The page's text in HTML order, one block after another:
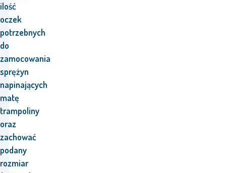
ilość
oczek
potrzebnych
do
zamocowania
sprężyn
napinających
matę
trampoliny
oraz
zachować
podany
rozmiar